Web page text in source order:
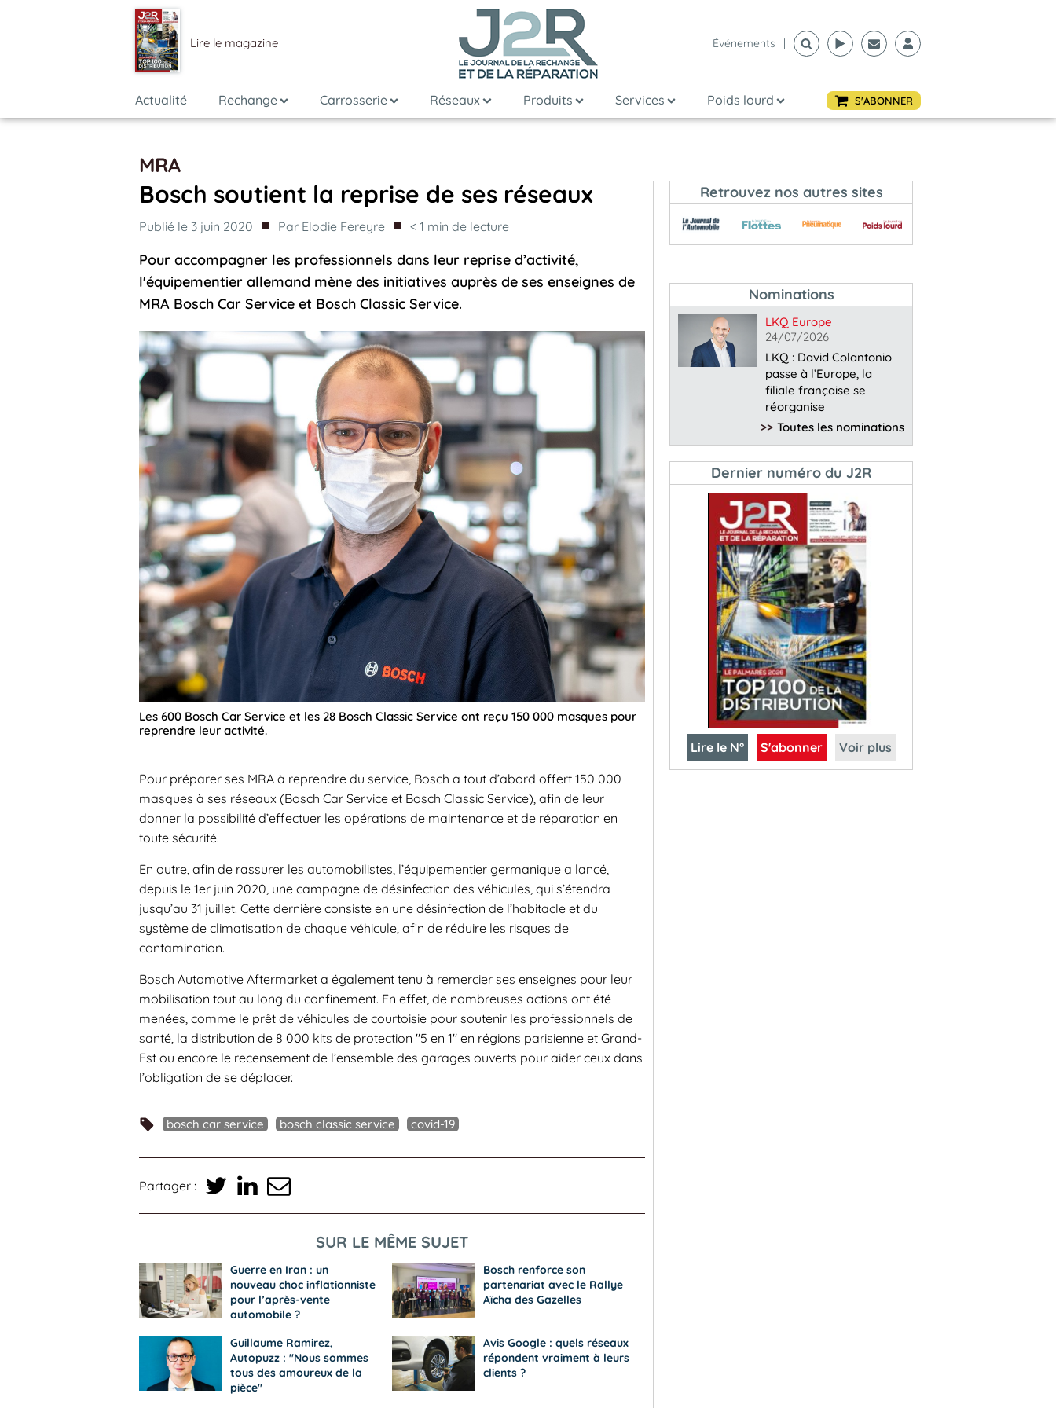
Lire le magazine Événements |
Actualité Rechange Carrosserie Réseaux Produits Services Poids lourd S'ABONNER
MRA
Bosch soutient la reprise de ses réseaux
Publié le 3 juin 2020 ■ Par Elodie Fereyre ■ < 1 min de lecture
Pour accompagner les professionnels dans leur reprise d’activité,
l'équipementier allemand mène des initiatives auprès de ses enseignes de
MRA Bosch Car Service et Bosch Classic Service.
Les 600 Bosch Car Service et les 28 Bosch Classic Service ont reçu 150 000 masques pour
reprendre leur activité.
Pour préparer ses MRA à reprendre du service, Bosch a tout d’abord offert 150 000
masques à ses réseaux (Bosch Car Service et Bosch Classic Service), afin de leur
donner la possibilité d’effectuer les opérations de maintenance et de réparation en
toute sécurité.
En outre, afin de rassurer les automobilistes, l’équipementier germanique a lancé,
depuis le 1er juin 2020, une campagne de désinfection des véhicules, qui s’étendra
jusqu’au 31 juillet. Cette dernière consiste en une désinfection de l’habitacle et du
système de climatisation de chaque véhicule, afin de réduire les risques de
contamination.
Bosch Automotive Aftermarket a également tenu à remercier ses enseignes pour leur
mobilisation tout au long du confinement. En effet, de nombreuses actions ont été
menées, comme le prêt de véhicules de courtoisie pour soutenir les professionnels de
santé, la distribution de 8 000 kits de protection "5 en 1" en régions parisienne et Grand-
Est ou encore le recensement de l’ensemble des garages ouverts pour aider ceux dans
l’obligation de se déplacer.
bosch car service bosch classic service covid-19
Partager :
SUR LE MÊME SUJET
Guerre en Iran : un
nouveau choc inflationniste
pour l’après-vente
automobile ?
Bosch renforce son
partenariat avec le Rallye
Aïcha des Gazelles
Guillaume Ramirez,
Autopuzz : "Nous sommes
tous des amoureux de la
pièce"
Avis Google : quels réseaux
répondent vraiment à leurs
clients ?
Retrouvez nos autres sites
Nominations
LKQ Europe
24/07/2026
LKQ : David Colantonio
passe à l’Europe, la
filiale française se
réorganise
>> Toutes les nominations
Dernier numéro du J2R
Lire le N° S'abonner Voir plus